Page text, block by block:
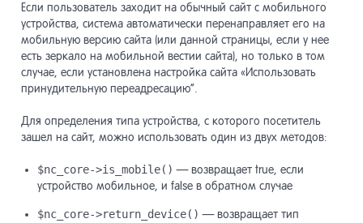
23 Прочее
24
Если пользователь заходит на обычный сайт с мобильного
устройства, система автоматически перенаправляет его на
мобильную версию сайта (или данной страницы, если у нее
есть зеркало на мобильной вестии сайта), но только в том
случае, если установлена настройка сайта «Использовать
принудительную переадресацию”.
Для определения типа устройства, с которого посетитель
зашел на сайт, можно использовать один из двух методов:
$nc_core->is_mobile() — возвращает true, если
устройство мобильное, и false в обратном случае
$nc_core->return_device() — возвращает тип